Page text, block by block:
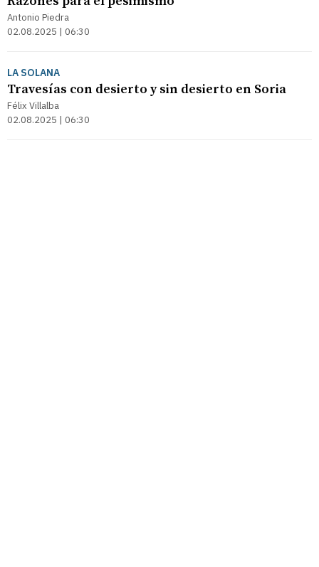
Antonio Piedra
02.08.2025 | 06:30
LA SOLANA
Travesías con desierto y sin desierto en Soria
Félix Villalba
02.08.2025 | 06:30